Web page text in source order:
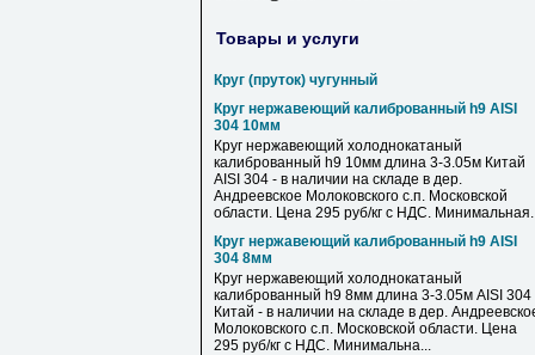
Товары и услуги
Круг (пруток) чугунный
Круг нержавеющий калиброванный h9 AISI
304 10мм
Круг нержавеющий холоднокатаный
калиброванный h9 10мм длина 3-3.05м Китай
AISI 304 - в наличии на складе в дер.
Андреевское Молоковского с.п. Московской
области. Цена 295 руб/кг с НДС.
Круг нержавеющий калиброванный h9 AISI
304 8мм
Круг нержавеющий холоднокатаный
калиброванный h9 8мм длина 3-3.05м AISI 304
Китай - в наличии на складе в дер.
Молоковского с.п. Московской области. Цена
295 руб/кг с НДС. Минимальна...